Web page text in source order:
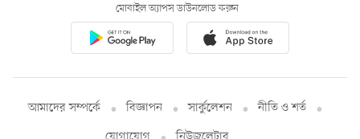
মোবাইল অ্যাপস ডাউনলোড করুন
আমাদের সম্পর্কে বিজ্ঞাপন সার্কুলেশন
নীতি ও শর্ত